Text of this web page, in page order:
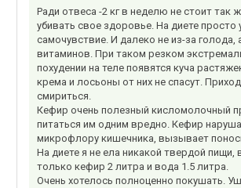
Ради отвеса -2 кг в неделю не стоит так
убивать свое здоровье. На диете просто
самочувствие. И далеко не из-за голода,
витаминов. При таком резком
похудении на теле появятся куча
крема и лосьоны от них не спасут.
смириться.
Кефир очень полезный кисломолочный
питаться им одним вредно. Кефир
микрофлору кишечника, вызывает
На диете я не ела никакой твердой пищи,
только кефир 2 литра и вода 1.5 литра.
Очень хотелось полноценно покушать.